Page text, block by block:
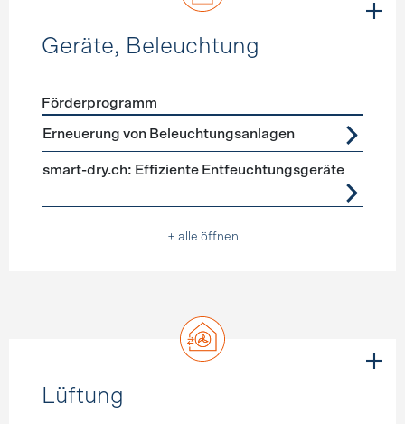
Geräte, Beleuchtung
Förderprogramme Geräte, Beleuchtung
Förderprogramm
Erneuerung von Beleuchtungsanlagen
smart-dry.ch: Effiziente Entfeuchtungsgeräte
+ alle öffnen
Lüftung